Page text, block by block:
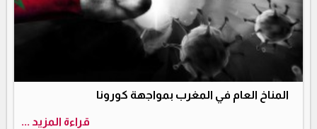
المناخ العام في المغرب بمواجهة كورونا
قراءة المزيد ...